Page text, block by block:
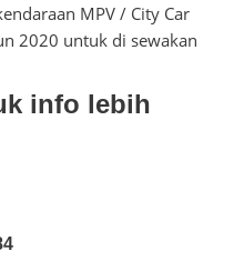
MPV / City Car
2020 untuk di sewakan
info lebih